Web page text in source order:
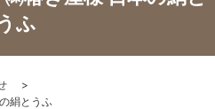
ふ
絹とうふ